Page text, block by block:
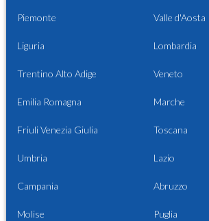
Piemonte Valle d'Aosta
Liguria Lombardia
Trentino Alto Adige Veneto
Emilia Romagna Marche
Friuli Venezia Giulia Toscana
Umbria Lazio
Campania Abruzzo
Molise Puglia